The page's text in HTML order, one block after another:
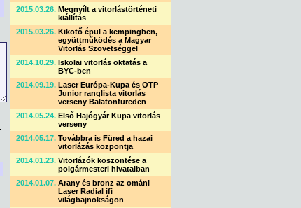
2015.03.26. Megnyílt a vitorlástörténeti
kiállítás
2015.03.26. Kikötő épül a kempingben,
együttműködés a Magyar
Vitorlás Szövetséggel
2014.10.29. Iskolai vitorlás oktatás a
BYC-ben
2014.09.19. Laser Európa-Kupa és OTP
Junior ranglista vitorlás
verseny Balatonfüreden
2014.05.24. Első Hajógyár Kupa vitorlás
verseny
2014.05.17. Továbbra is Füred a hazai
vitorlázás központja
2014.01.23. Vitorlázók köszöntése a
polgármesteri hivatalban
2014.01.07. Arany és bronz az ománi
Laser Radial ifi
világbajnokságon